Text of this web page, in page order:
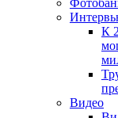
К
Видео